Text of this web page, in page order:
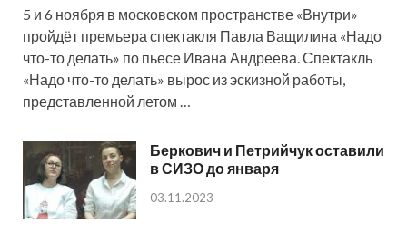
5 и 6 ноября в московском пространстве «Внутри»
пройдёт премьера спектакля Павла Ващилина «Надо
что-то делать» по пьесе Ивана Андреева. Спектакль
«Надо что-то делать» вырос из эскизной работы,
представленной летом …
Беркович и Петрийчук оставили
в СИЗО до января
03.11.2023